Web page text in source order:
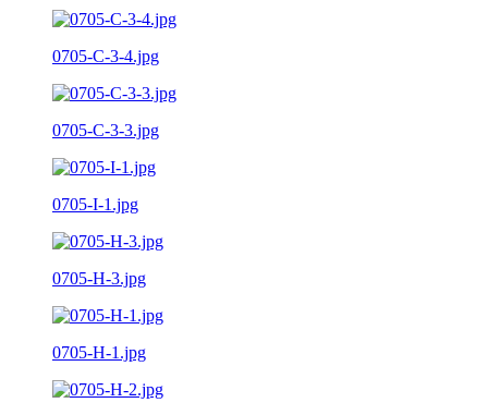
0705-C-3-4.jpg
0705-C-3-3.jpg
0705-I-1.jpg
0705-H-3.jpg
0705-H-1.jpg